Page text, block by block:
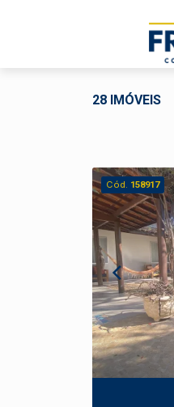
28 IMÓVEIS
Cód. 158917